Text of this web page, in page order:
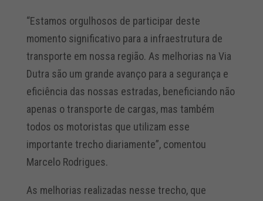
“Estamos orgulhosos de participar deste
momento significativo para a infraestrutura de
transporte em nossa região. As melhorias na Via
Dutra são um grande avanço para a segurança e
eficiência das nossas estradas, beneficiando não
apenas o transporte de cargas, mas também
todos os motoristas que utilizam esse
importante trecho diariamente”, comentou
Marcelo Rodrigues.
As melhorias realizadas nesse trecho, que